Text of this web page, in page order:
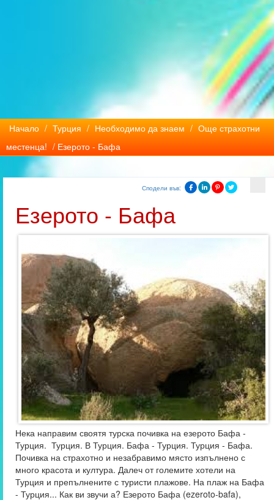
Начало / Турция / Необходимо да знаем / Още страхотни
местенца! / Езерото - Бафа
Сподели във:
Езерото - Бафа
Нека направим своятя турска почивка на езерото Бафа -
Турция. Турция. В Турция. Бафа - Турция. Турция - Бафа.
Почивка на страхотно и незабравимо място изпълнено с
много красота и култура. Далеч от големите хотели на
Турция и препълнените с туристи плажове. На плаж на Бафа
- Турция... Как ви звучи а? Езерото Бафа (ezeroto-bafa),